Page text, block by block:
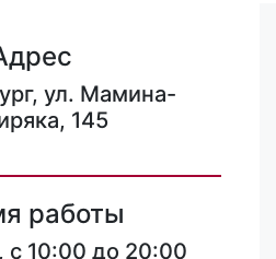
ул. Мамина-
145
работы
с 10:00 до 20:00